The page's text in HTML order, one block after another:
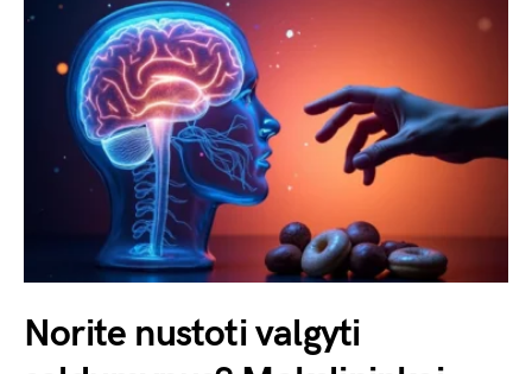
Norite nustoti valgyti